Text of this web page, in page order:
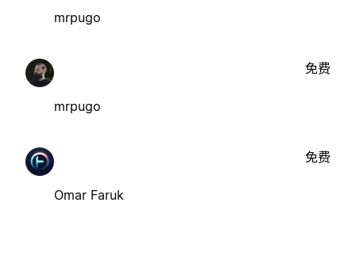
mrpugo
mrpugo
免费
Omar Faruk
免费